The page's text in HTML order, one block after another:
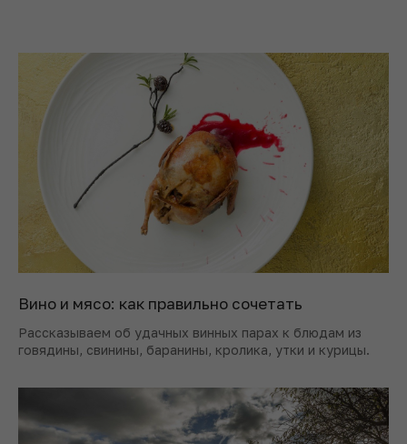
Вино и мясо: как правильно сочетать
Рассказываем об удачных винных парах к блюдам из
говядины, свинины, баранины, кролика, утки и курицы.